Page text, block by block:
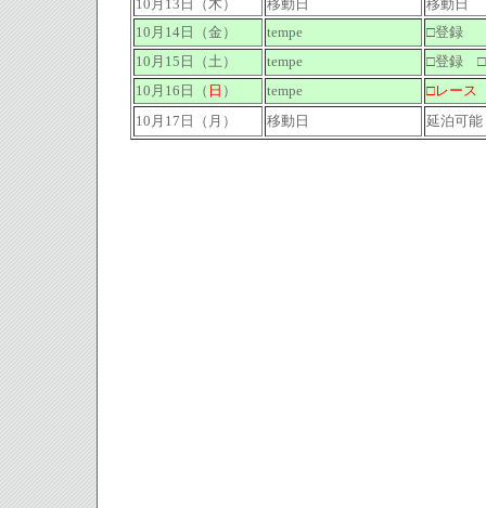
10月13日（木）
移動日
移動日
10月14日（金）
tempe
□登録
10月15日（土）
tempe
□登録 □
10月16日（ 日 ） tempe □レース
10月17日（月）
移動日 延泊可能